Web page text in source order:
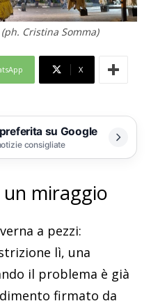
Cristina Somma)
X
su Google
consigliate
miraggio
a pezzi:
lì, una
il problema è già
firmato da